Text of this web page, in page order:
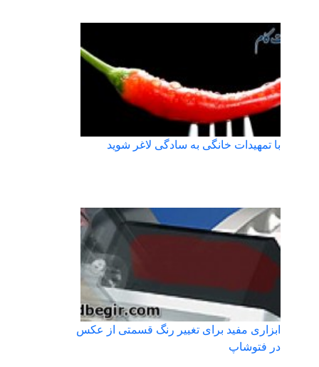
با تمهیدات خانگی به سادگی لاغر شوید
ابزاری مفید برای تغییر رنگ قسمتی از عکس
در فتوشاپ